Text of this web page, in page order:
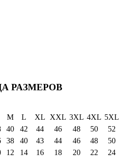
РАЗМЕРОВ
M L XL XXL 3XL 4XL 5XL
40 42 44 46 48 50
52
38 40 43 44 46 48
50
12 14 16 18 20 22
24